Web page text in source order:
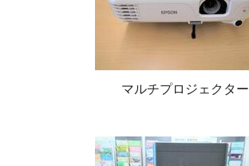
マルチプロジェクター